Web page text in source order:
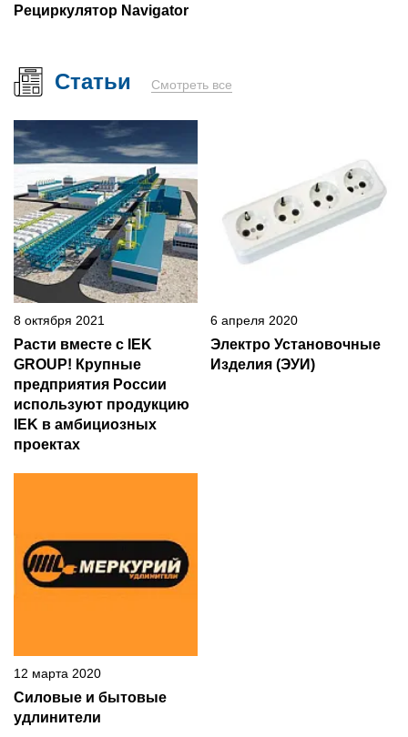
Рециркулятор Navigator
Статьи Смотреть все
8 октября 2021
Расти вместе с IEK
GROUP! Крупные
предприятия России
используют продукцию
IEK в амбициозных
проектах
6 апреля 2020
Электро Установочные
Изделия (ЭУИ)
12 марта 2020
Силовые и бытовые
удлинители